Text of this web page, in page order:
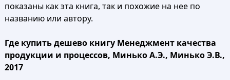
показаны как эта книга, так и похожие на нее по
названию или автору.
Где купить дешево книгу Менеджмент качества
продукции и процессов, Минько А.Э., Минько Э.В.,
2017